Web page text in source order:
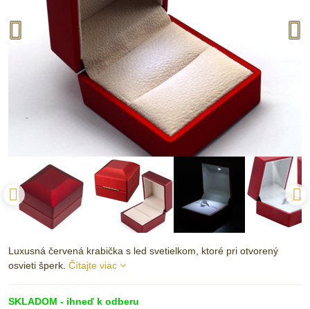
Luxusná červená krabička s led svetielkom, ktoré pri otvorený
osvieti šperk. Čítajte viac
SKLADOM - ihneď k odberu